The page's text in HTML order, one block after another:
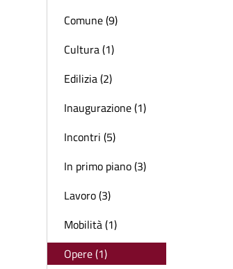
Comune (9)
Cultura (1)
Edilizia (2)
Inaugurazione (1)
Incontri (5)
In primo piano (3)
Lavoro (3)
Mobilità (1)
Opere (1)